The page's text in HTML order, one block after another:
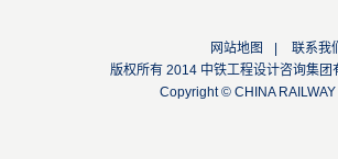
网站地图
联系我
版权所有 2014 中铁工程设计咨询
Copyright © CHINA